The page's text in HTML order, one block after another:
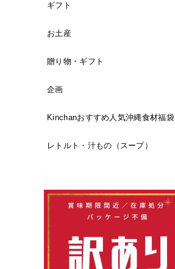
ギフト
お土産
贈り物・ギフト
企画
Kinchanおすすめ人気沖縄食材福袋
レトルト・汁もの（スープ）